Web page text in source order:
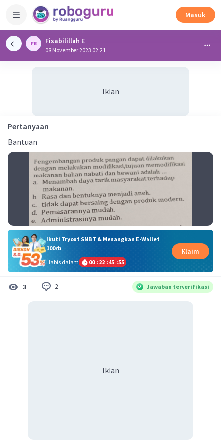
Masuk
Fisabilillah E
08 November 2023 02:21
Iklan
Pertanyaan
Bantuan
Ikuti Tryout SNBT & Menangkan E-Wallet
100rb
Habis dalam
00 :22 :45 :54
Klaim
3 2 Jawaban terverifikasi
Iklan